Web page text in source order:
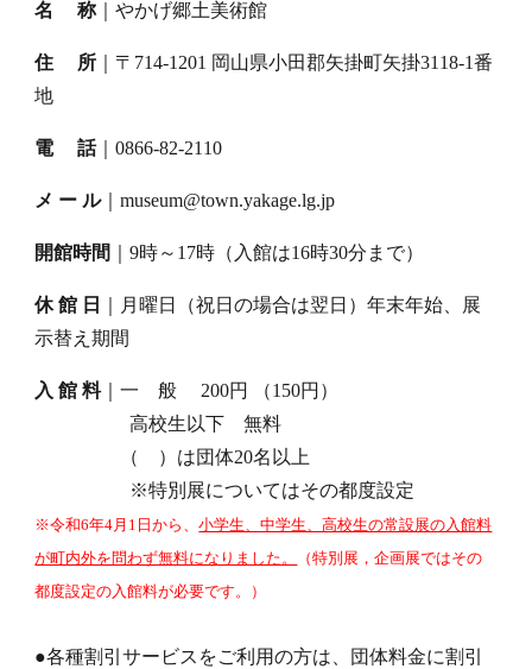
名 称｜やかげ郷土美術館
住 所 ｜〒714-1201 岡山県小田郡矢掛町矢掛3118-1番
地
電 話｜0866-82-2110
メ ー ル｜museum@town.yakage.lg.jp
開館時間 ｜9時～17時（入館は16時30分まで）
休 館 日
｜月曜日（祝日の場合は翌日）年末年始、展
示替え期間
入 館 料｜一 般 200円 （150円）
高校生以下 無料
（ ）は団体20名以上
※特別展についてはその都度設定
※令和6年4月1日から、小学生、中学生、高校生の常設展の入館料
が町内外を問わず無料になりました。
（特別展，企画展ではその
都度設定の入館料が必要です。）
●各種割引サービスをご利用の方は、 団体料金に割引